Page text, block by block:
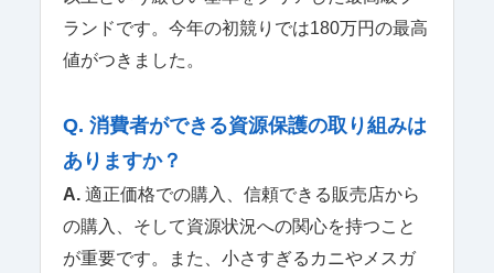
ランドです。今年の初競りでは180万円の最高
値がつきました。
Q. 消費者ができる資源保護の取り組みは
ありますか？
A.適正価格での購入、信頼できる販売店から
の購入、そして資源状況への関心を持つこと
が重要です。また、小さすぎるカニやメスガ